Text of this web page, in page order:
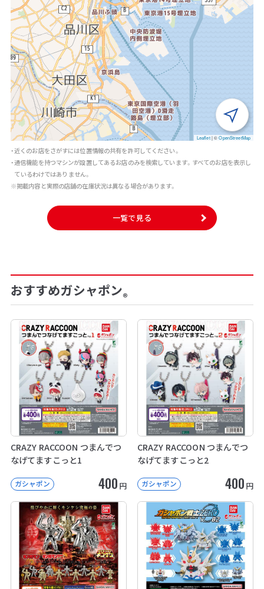
Leaflet |©OpenStreetMap
・近くのお店をさがすには位置情報の共有を許可してください。
・通信機能を持つマシンが設置してあるお店のみを検索しています。すべてのお店を表示し
ているわけではありません。
※掲載内容と実際の店舗の在庫状況は異なる場合があります。
一覧で見る
おすすめガシャポン®
CRAZY RACCOON つまんでつ
なげてますこっと1
ガシャポン 400 円
CRAZY RACCOON つまんでつ
なげてますこっと2
ガシャポン 400 円